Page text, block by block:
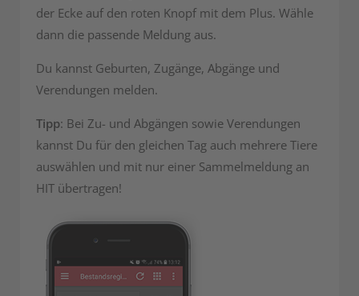
der Ecke auf den roten Knopf mit dem Plus. Wähle
dann die passende Meldung aus.
Du kannst Geburten, Zugänge, Abgänge und
Verendungen melden.
Tipp: Bei Zu- und Abgängen sowie Verendungen
kannst Du für den gleichen Tag auch mehrere Tiere
auswählen und mit nur einer Sammelmeldung an
HIT übertragen!